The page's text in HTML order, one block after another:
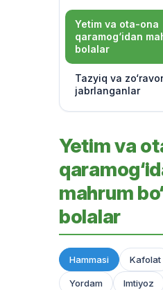
Yetim va ota-ona
qaramog‘idan
bolalar
Tazyiq va
jabrlanganlar
Yetim va
mahrum
bolalar
Hammasi Kafolat
Yordam Imtiyoz